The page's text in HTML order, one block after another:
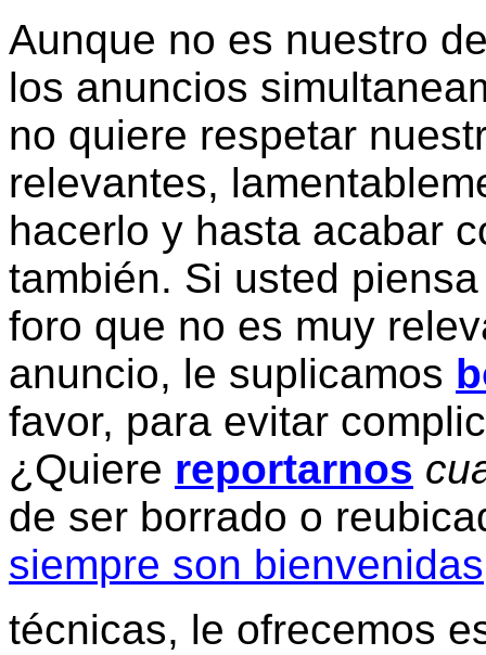
Aunque no es nuestro
los anuncios
no quiere respetar
relevantes,
hacerlo y hasta acabar
también. Si usted
foro que no es muy
anuncio, le suplicamos
favor, para evitar
¿Quiere reportarnos
de ser borrado o
siempre son bienvenidas
técnicas, le ofrecemos